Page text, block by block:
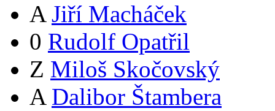
A Jiří Macháček
0 Rudolf Opatřil
Z Miloš Skočovský
A Dalibor Štambera